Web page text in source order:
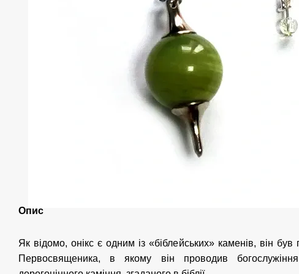
Опис
Як відомо, онікс є одним із «біблейських» каменів, він був
Первосвященика, в якому він проводив